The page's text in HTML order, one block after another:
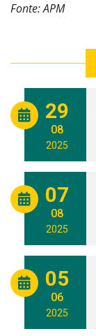
Fonte: APM
29
08
2025
07
08
2025
05
06
2025